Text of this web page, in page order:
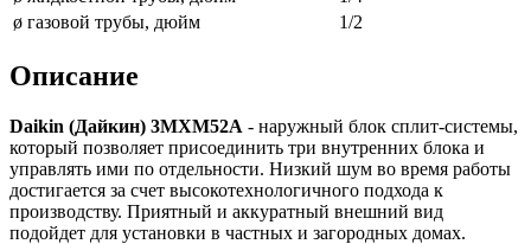
ø газовой трубы, дюйм
1/2
Описание
Daikin (Дайкин) 3MXM52A - наружный блок сплит-системы,
который позволяет присоединить три внутренних блока и
управлять ими по отдельности. Низкий шум во время работы
достигается за счет высокотехнологичного подхода к
производству. Приятный и аккуратный внешний вид
подойдет для установки в частных и загородных домах.